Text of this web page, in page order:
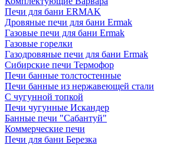
Печи для бани ERMAK
Дровяные печи для бани Ermak
Газовые печи для бани Ermak
Газовые горелки
Газодровяные печи для бани Ermak
Сибирские печи Термофор
Печи банные толстостенные
Печи банные из нержавеющей стали
С чугунной топкой
Печи чугунные Искандер
Банные печи "Сабантуй"
Коммерческие печи
Печи для бани Березка